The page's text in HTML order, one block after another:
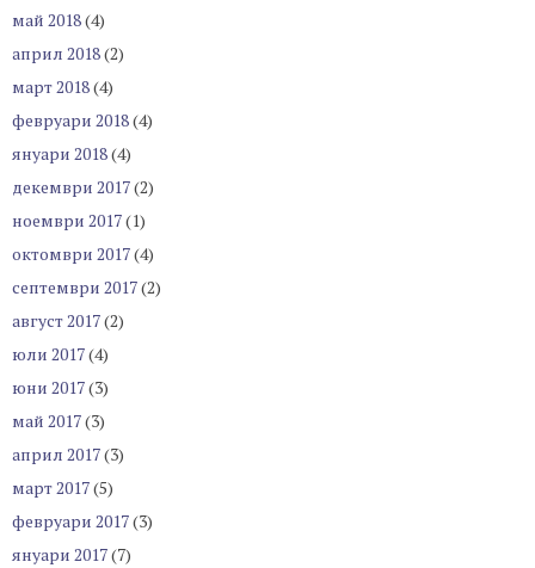
май 2018(4)
април 2018(2)
март 2018(4)
февруари 2018(4)
януари 2018(4)
декември 2017(2)
ноември 2017(1)
октомври 2017(4)
септември 2017(2)
август 2017(2)
юли 2017(4)
юни 2017(3)
май 2017(3)
април 2017(3)
март 2017(5)
февруари 2017(3)
януари 2017(7)